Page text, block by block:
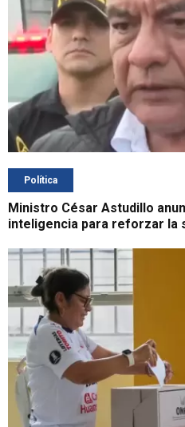
Política
Ministro César Astudillo
inteligencia para reforzar la